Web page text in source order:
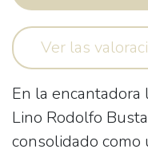
Ver las
En la encantadora
Lino Rodolfo
consolidado como